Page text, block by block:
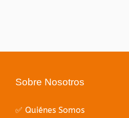
Sobre Nosotros
✅ Quiénes Somos